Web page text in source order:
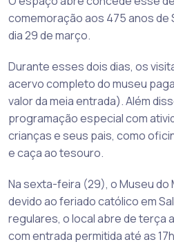
comemoração aos 475 anos de
dia 29 de março.
Durante esses dois dias, os
acervo completo do museu
valor da meia entrada). Além
programação especial com
crianças e seus pais, como
e caça ao tesouro.
Na sexta-feira (29), o Museu do
devido ao feriado católico em
regulares, o local abre de terça
com entrada permitida até as